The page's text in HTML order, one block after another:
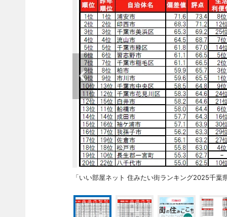
「いい部屋ネット 住みたい街ランキング2025千葉